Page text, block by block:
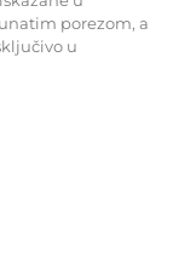
porezom, a
u